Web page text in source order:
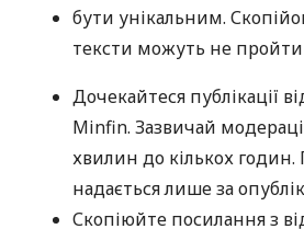
бути унікальним.
тексти можуть не
Дочекайтеся публікації
Minfin. Зазвичай
хвилин до кількох
надається лише за
Скопіюйте посилання з